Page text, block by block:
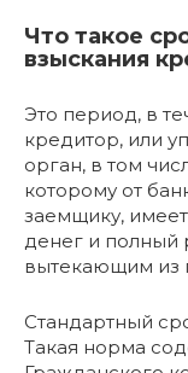
Что такое
взыскания
Это период, в
кредитор, или
орган, в том
которому от
заемщику,
денег и полный
вытекающим из
Стандартный
Такая норма